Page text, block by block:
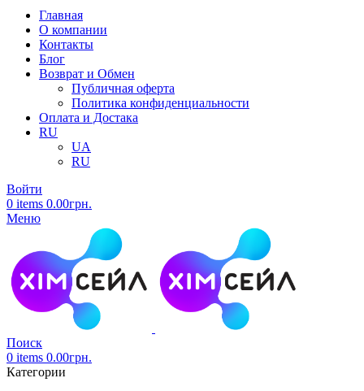
Главная
О компании
Контакты
Блог
Возврат и Обмен
Публичная оферта
Политика конфиденциальности
Оплата и Достака
RU
UA
RU
Войти
0 items 0.00грн.
Меню
Поиск
0 items 0.00грн.
Категории